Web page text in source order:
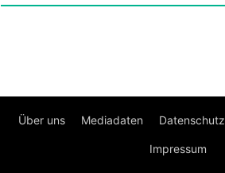
Über uns Mediadaten Datenschutz
Impressum